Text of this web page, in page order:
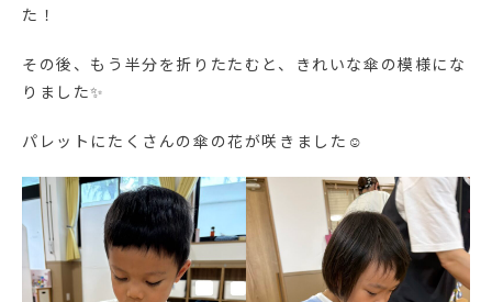
た！
その後、もう半分を折りたたむと、きれいな傘の模様にな
りました✨
パレットにたくさんの傘の花が咲きました☺